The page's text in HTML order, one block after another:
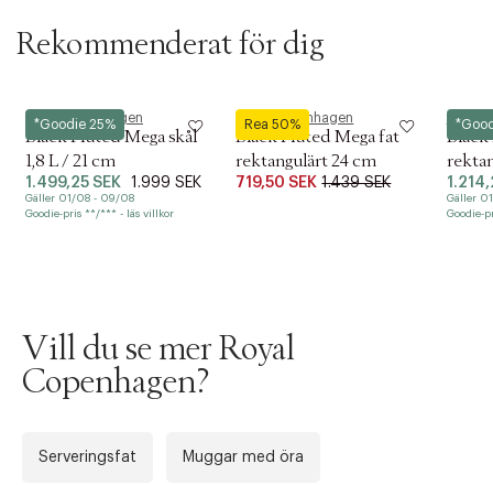
se/breakage-warranty
Rekommenderat för dig
*Goodie 25%
Royal Copenhagen
Black Fluted Mega skål
1,8 L / 21 cm
1.499,25 SEK 1.999 SEK
Gäller 01/08 - 09/08
Goodie-pris **/*** - läs villkor
Rea 50%
Royal Copenhagen
Black Fluted Mega fat
rektangulärt 24 cm
719,50 SEK 1.439 SEK
Royal
Black
Gäller
Goodie-
Vill du se mer Royal
Copenhagen?
Serveringsfat Muggar med öra